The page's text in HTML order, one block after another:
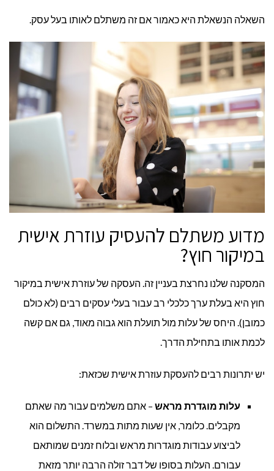
השאלה הנשאלת היא כאמור אם זה משתלם לאותו בעל עסק.
מדוע משתלם להעסיק עוזרת אישית
במיקור חוץ?
המסקנה שלנו נחרצת בעניין זה. העסקה של עוזרת אישית במיקור
חוץ היא בעלת ערך כלכלי רב עבור בעלי עסקים רבים (לא כולם
כמובן). היחס של עלות מול תועלת הוא גבוה מאוד, גם אם קשה
לכמת אותו בתחילת הדרך.
יש יתרונות רבים להעסקת עוזרת אישית שכזאת:
עלות מוגדרת מראש – אתם משלמים עבור מה שאתם
מקבלים. כלומר, אין שעות מתות במשרד. התשלום הוא
לביצוע עבודות מוגדרות מראש ובלוח זמנים שמותאם
עבורם. העלות בסופו של דבר זולה הרבה יותר מזאת